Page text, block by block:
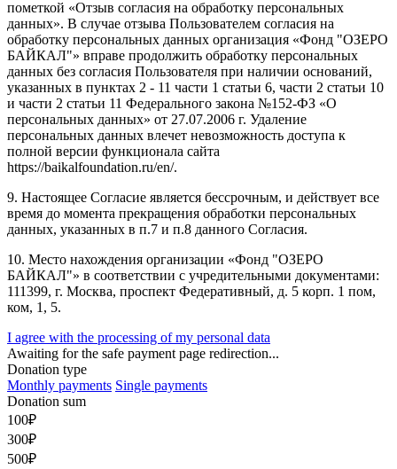
пометкой «Отзыв согласия на обработку персональных
данных». В случае отзыва Пользователем согласия на
обработку персональных данных организация «Фонд "ОЗЕРО
БАЙКАЛ"» вправе продолжить обработку персональных
данных без согласия Пользователя при наличии оснований,
указанных в пунктах 2 - 11 части 1 статьи 6, части 2 статьи 10
и части 2 статьи 11 Федерального закона №152-ФЗ «О
персональных данных» от 27.07.2006 г. Удаление
персональных данных влечет невозможность доступа к
полной версии функционала сайта
https://baikalfoundation.ru/en/.
9. Настоящее Согласие является бессрочным, и действует все
время до момента прекращения обработки персональных
данных, указанных в п.7 и п.8 данного Согласия.
10. Место нахождения организации «Фонд "ОЗЕРО
БАЙКАЛ"» в соответствии с учредительными документами:
111399, г. Москва, проспект Федеративный, д. 5 корп. 1 пом,
ком, 1, 5.
I agree with the processing of my personal data
Awaiting for the safe payment page redirection...
Donation type
Monthly payments Single payments
Donation sum
100₽
300₽
500₽